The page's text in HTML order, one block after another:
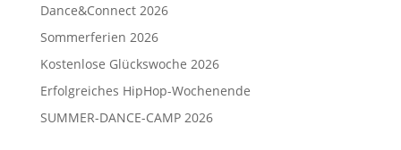
Dance&Connect 2026
Sommerferien 2026
Kostenlose Glückswoche 2026
Erfolgreiches HipHop-Wochenende
SUMMER-DANCE-CAMP 2026